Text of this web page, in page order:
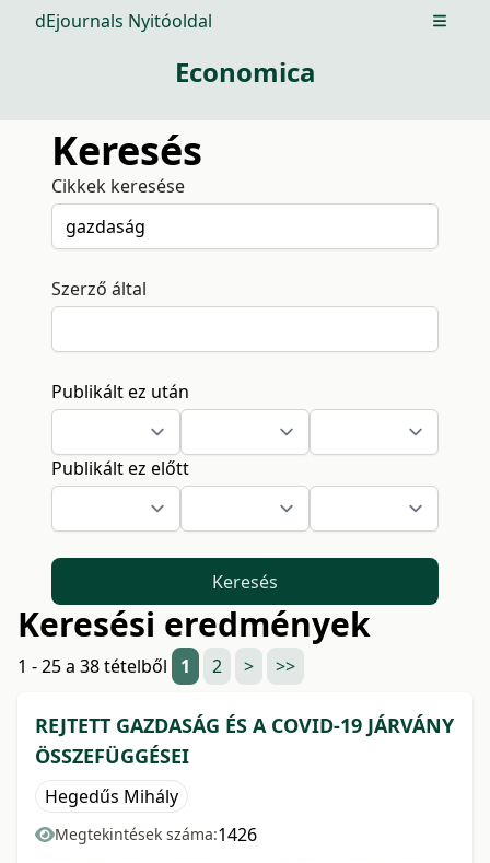
dEjournals Nyitóoldal Open
Economica
Keresés
Cikkek keresése
Szerző által
Publikált ez után
Publikált ez előtt
Keresés
Keresési eredmények
1 - 25 a 38 tételből 1 2 > >>
REJTETT GAZDASÁG ÉS A COVID-19 JÁRVÁNY
ÖSSZEFÜGGÉSEI
Hegedűs Mihály
Megtekintések száma:1426